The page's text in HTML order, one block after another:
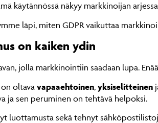
käytännössä näkyy markkinoijan
läpi, miten GDPR vaikuttaa
on kaiken ydin
jolla markkinointiin saadaan lupa.
oltava vapaaehtoinen, yksiselitteinen
ja sen peruminen on tehtävä helpoksi.
luottamusta sekä tehnyt